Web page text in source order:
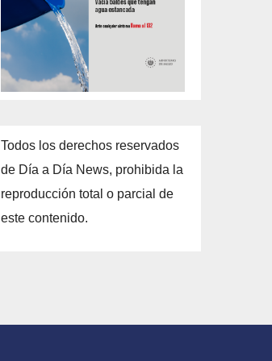
Todos los derechos reservados
de Día a Día News, prohibida la
reproducción total o parcial de
este contenido.